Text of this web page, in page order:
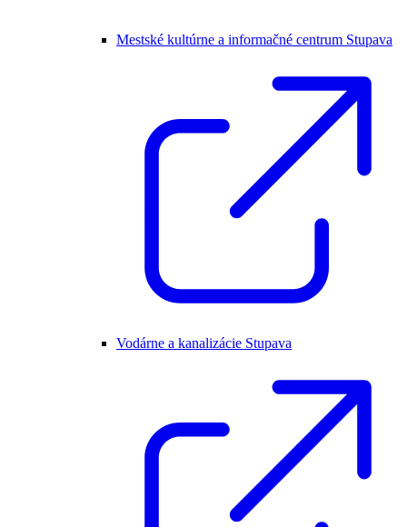
Mestské kultúrne a informačné centrum Stupava
Vodárne a kanalizácie Stupava